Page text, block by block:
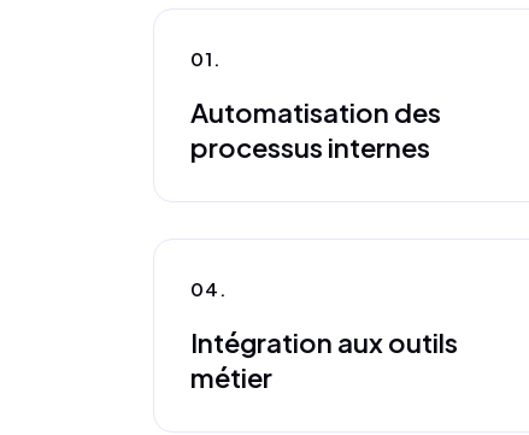
01.
Automatisation des
processus internes
04.
Intégration aux outils
métier